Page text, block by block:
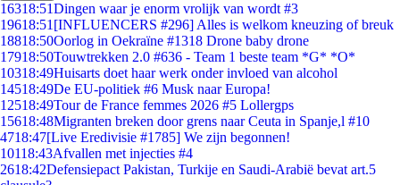
16318:51Dingen waar je enorm vrolijk van wordt #3
19618:51 [INFLUENCERS #296] Alles is welkom kneuzing of breuk
18818:50Oorlog in Oekraïne #1318 Drone baby drone
17918:50Touwtrekken 2.0 #636 - Team 1 beste team *G* *O*
10318:49Huisarts doet haar werk onder invloed van alcohol
14518:49De EU-politiek #6 Musk naar Europa!
12518:49Tour de France femmes 2026 #5 Lollergps
15618:48Migranten breken door grens naar Ceuta in Spanje,l #10
4718:47[Live Eredivisie #1785] We zijn begonnen!
10118:43Afvallen met injecties #4
2618:42Defensiepact Pakistan, Turkije en Saudi-Arabië bevat art.5